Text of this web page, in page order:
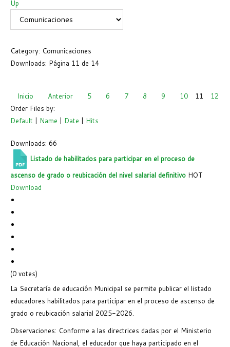
Up
Category: Comunicaciones
Downloads: Página 11 de 14
Inicio Anterior 5 6 7 8 9 10 11
12
Order Files by:
Default | Name | Date | Hits
Downloads: 66
Listado de habilitados para participar en el proceso de
ascenso de grado o reubicación del nivel salarial definitivo HOT
Download
(0 votes)
La Secretaría de educación Municipal se permite publicar el listado
educadores habilitados para participar en el proceso de ascenso de
grado o reubicación salarial 2025-2026.
Observaciones: Conforme a las directrices dadas por el Ministerio
de Educación Nacional, el educador que haya participado en el